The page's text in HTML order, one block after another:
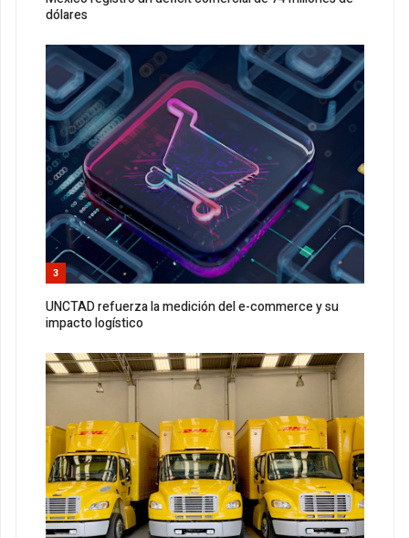
dólares
3
UNCTAD refuerza la medición del e-commerce y su
impacto logístico